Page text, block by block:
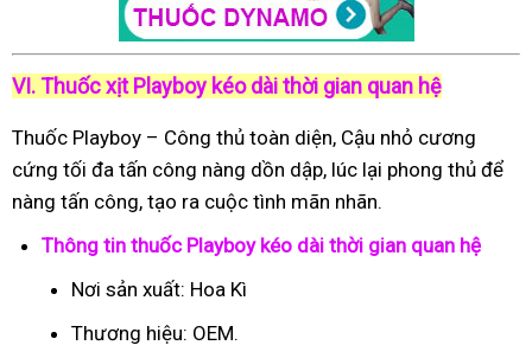
VI. Thuốc xịt Playboy kéo dài thời gian quan hệ
Thuốc Playboy – Công thủ toàn diện, Cậu nhỏ cương
cứng tối đa tấn công nàng dồn dập, lúc lại phong thủ để
nàng tấn công, tạo ra cuộc tình mãn nhãn.
Thông tin thuốc Playboy kéo dài thời gian quan hệ
Nơi sản xuất: Hoa Kì
Thương hiệu: OEM.